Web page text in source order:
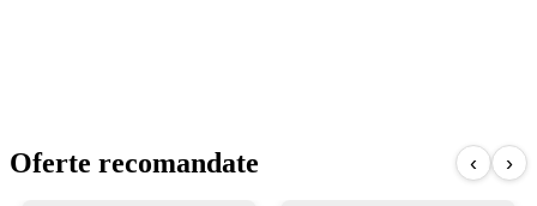
Oferte recomandate ‹ ›